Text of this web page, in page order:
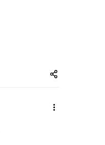
Share
zuto.vn